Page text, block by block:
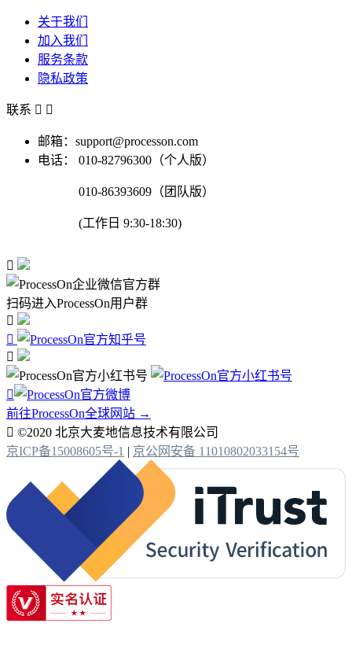
关于我们
加入我们
服务条款
隐私政策
联系  
邮箱：support@processon.com
电话：
010-82796300（个人版）
010-86393609（团队版）
(工作日 9:30-18:30)

扫码进入ProcessOn用户群




前往ProcessOn全球网站 →
 ©2020 北京大麦地信息技术有限公司
京ICP备15008605号-1 | 京公网安备 11010802033154号